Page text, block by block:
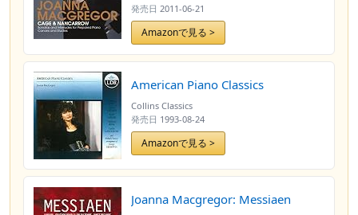
発売日 2011-06-21
Amazonで見る >
American Piano Classics
Collins Classics
発売日 1993-08-24
Amazonで見る >
Joanna Macgregor: Messiaen